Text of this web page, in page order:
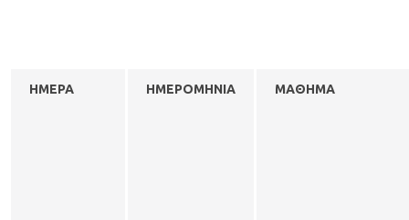
ΗΜΕΡΑ ΗΜΕΡΟΜΗΝΙΑ ΜΑΘΗΜΑ